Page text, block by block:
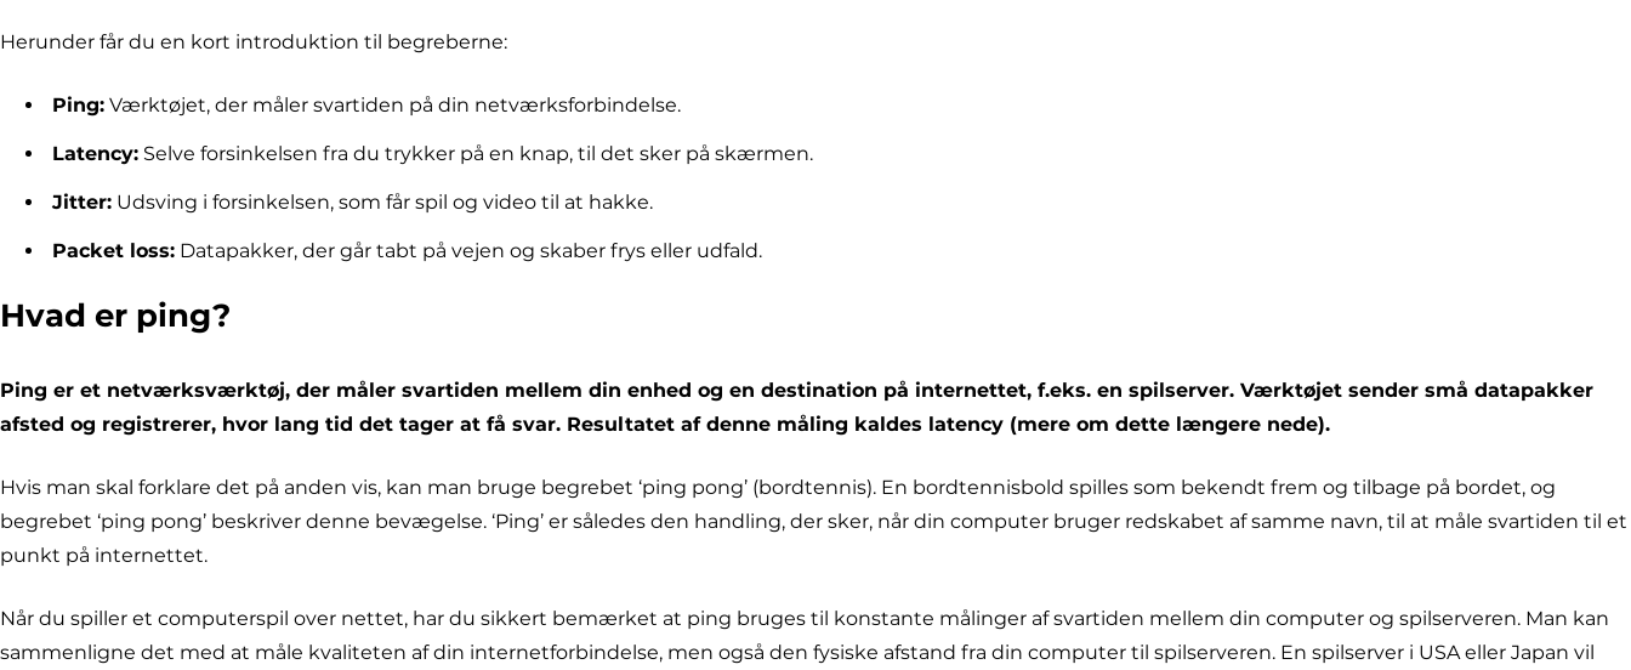
Herunder får du en kort introduktion til begreberne:
Ping: Værktøjet, der måler svartiden på din netværksforbindelse.
Latency: Selve forsinkelsen fra du trykker på en knap, til det sker på skærmen.
Jitter: Udsving i forsinkelsen, som får spil og video til at hakke.
Packet loss: Datapakker, der går tabt på vejen og skaber frys eller udfald.
Hvad er ping?
Ping er et netværksværktøj, der måler svartiden mellem din enhed og en destination på internettet, f.eks. en spilserver. Værktøjet sender små datapakker
afsted og registrerer, hvor lang tid det tager at få svar. Resultatet af denne måling kaldes latency (mere om dette længere nede).
Hvis man skal forklare det på anden vis, kan man bruge begrebet ‘ping pong’ (bordtennis). En bordtennisbold spilles som bekendt frem og tilbage på bordet, og
begrebet ‘ping pong’ beskriver denne bevægelse. ‘Ping’ er således den handling, der sker, når din computer bruger redskabet af samme navn, til at måle svartiden til et
punkt på internettet.
Når du spiller et computerspil over nettet, har du sikkert bemærket at ping bruges til konstante målinger af svartiden mellem din computer og spilserveren. Man kan
sammenligne det med at måle kvaliteten af din internetforbindelse, men også den fysiske afstand fra din computer til spilserveren. En spilserver i USA eller Japan vil